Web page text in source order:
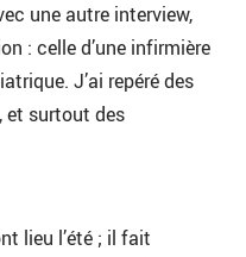
une autre interview,
: celle d’une infirmière
J’ai repéré des
et surtout des
lieu l’été ; il fait